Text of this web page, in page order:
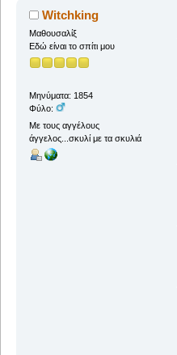
Witchking
Μαθουσαλίξ
Εδώ είναι το σπίτι μου
Μηνύματα: 1854
Φύλο:
Με τους αγγέλους
άγγελος...σκυλί με τα σκυλιά